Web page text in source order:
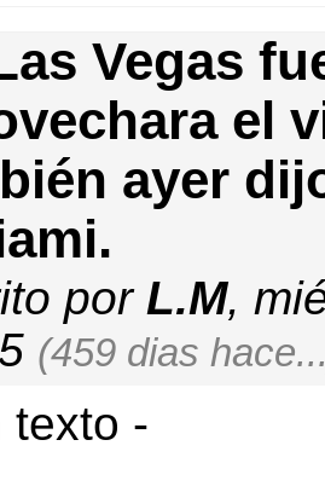
Vegas
el
ayer
por L.M,
(459 dias
texto -